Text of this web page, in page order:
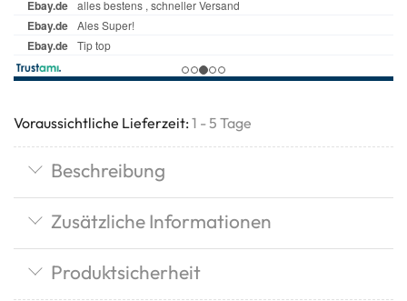
Voraussichtliche Lieferzeit: 1 - 5 Tage
Beschreibung
Zusätzliche Informationen
Produktsicherheit